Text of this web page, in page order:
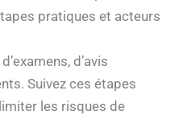
pratiques et acteurs
d’avis
Suivez ces étapes
les risques de